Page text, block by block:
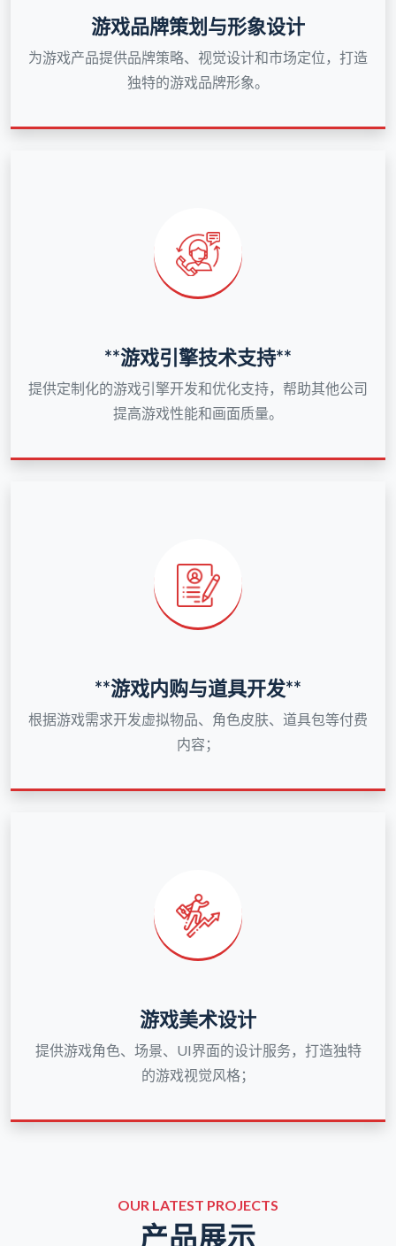
游戏品牌策划与形象设计
为游戏产品提供品牌策略、视觉设计和市场定位，打造
独特的游戏品牌形象。
**游戏引擎技术支持**
提供定制化的游戏引擎开发和优化支持，帮助其他公司
提高游戏性能和画面质量。
**游戏内购与道具开发**
根据游戏需求开发虚拟物品、角色皮肤、道具包等付费
内容；
游戏美术设计
提供游戏角色、场景、UI界面的设计服务，打造独特
的游戏视觉风格；
OUR LATEST PROJECTS
产品展示